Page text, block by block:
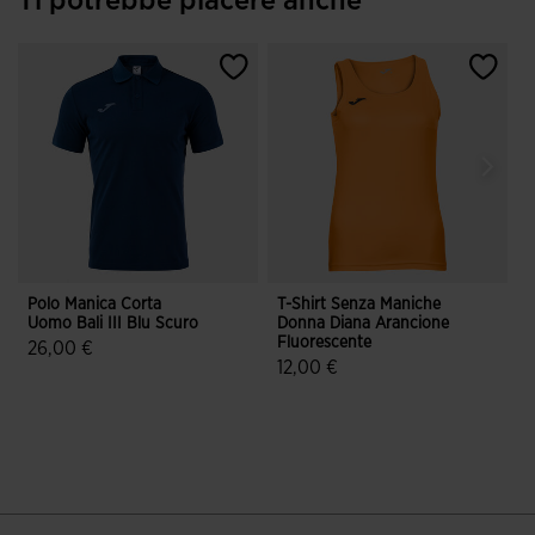
Polo Manica Corta
Uomo Bali III Blu Scuro
26,00 €
T-Shirt Senza Maniche
Donna Diana Arancione
Fluorescente
12,00 €